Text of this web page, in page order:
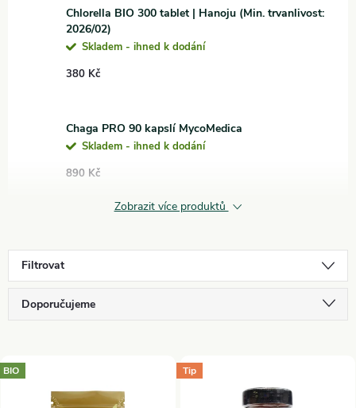
Chlorella BIO 300 tablet | Hanoju (Min. trvanlivost:
2026/02)
Skladem - ihned k dodání
380 Kč
Chaga PRO 90 kapslí MycoMedica
Skladem - ihned k dodání
890 Kč
Zobrazit více produktů
Filtrovat
Ř
z
Doporučujeme
Nejdražší
Nejprodávanější
V
BIO Tip